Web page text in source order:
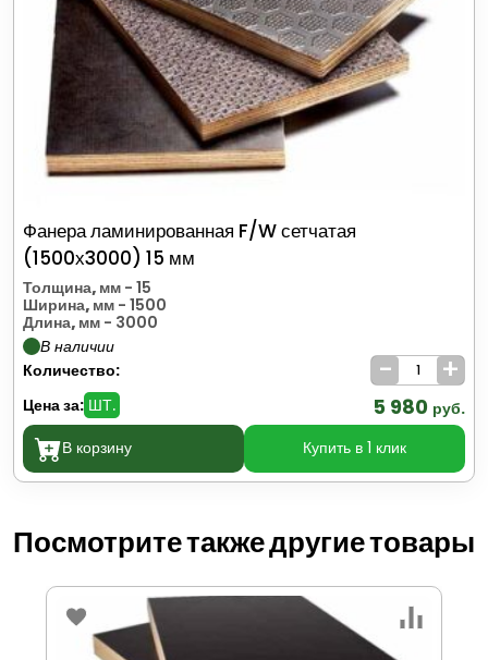
Фанера ламинированная F/W сетчатая
(1500х3000) 15 мм
Толщина, мм - 15
Ширина, мм - 1500
Длина, мм - 3000
В наличии
Количество:
- +
Цена за: ШТ. 5 980 руб.
В корзину
Купить в 1 клик
Посмотрите также другие товары